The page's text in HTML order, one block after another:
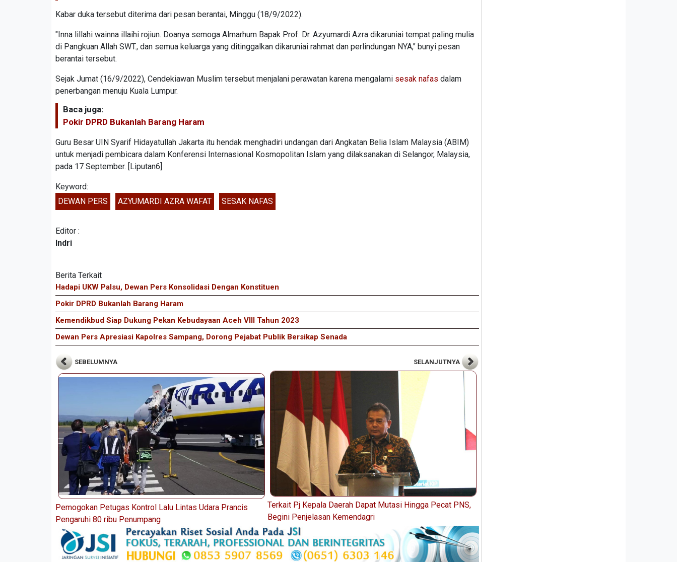
Kabar duka tersebut diterima dari pesan berantai, Minggu (18/9/2022).
"Inna lillahi wainna illaihi rojiun. Doanya semoga Almarhum Bapak Prof. Dr. Azyumardi Azra dikaruniai tempat paling mulia
di Pangkuan Allah SWT., dan semua keluarga yang ditinggalkan dikaruniai rahmat dan perlindungan NYA," bunyi pesan
berantai tersebut.
Sejak Jumat (16/9/2022), Cendekiawan Muslim tersebut menjalani perawatan karena mengalami sesak nafas dalam
penerbangan menuju Kuala Lumpur.
Baca juga:
Pokir DPRD Bukanlah Barang Haram
Guru Besar UIN Syarif Hidayatullah Jakarta itu hendak menghadiri undangan dari Angkatan Belia Islam Malaysia (ABIM)
untuk menjadi pembicara dalam Konferensi Internasional Kosmopolitan Islam yang dilaksanakan di Selangor, Malaysia,
pada 17 September. [Liputan6]
Keyword:
DEWAN PERS
AZYUMARDI AZRA WAFAT SESAK NAFAS
Editor :
Indri
Berita Terkait
Hadapi UKW Palsu, Dewan Pers Konsolidasi Dengan Konstituen
Pokir DPRD Bukanlah Barang Haram
Kemendikbud Siap Dukung Pekan Kebudayaan Aceh VIII Tahun 2023
Dewan Pers Apresiasi Kapolres Sampang, Dorong Pejabat Publik Bersikap Senada
SEBELUMNYA
Pemogokan Petugas Kontrol Lalu Lintas Udara Prancis
Pengaruhi 80 ribu Penumpang
SELANJUTNYA
Terkait Pj Kepala Daerah Dapat Mutasi Hingga Pecat PNS,
Begini Penjelasan Kemendagri